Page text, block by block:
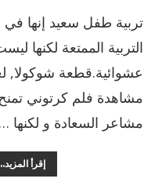
تربية طفل سعيد إنها
التربية الممتعة لكنها
عشوائية.قطعة شوكولا,
مشاهدة فلم كرتوني تمنح
مشاعر السعادة و لكنها …
إقرأ